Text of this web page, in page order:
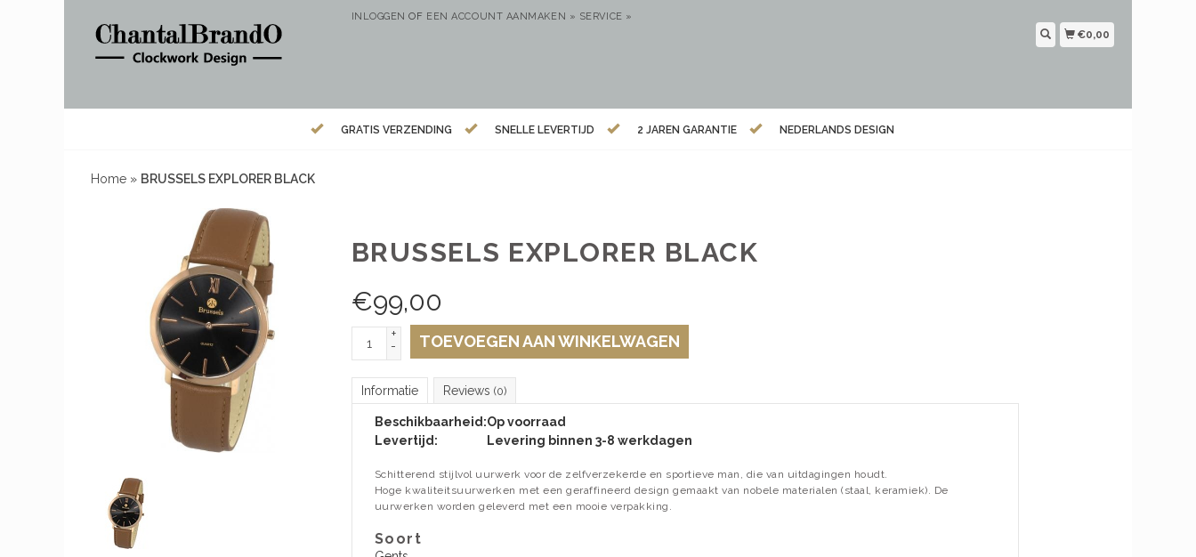
INLOGGEN OF EEN ACCOUNT AANMAKEN » SERVICE »
€0,00
GRATIS VERZENDING SNELLE LEVERTIJD 2 JAREN GARANTIE NEDERLANDS DESIGN
Home » BRUSSELS EXPLORER BLACK
BRUSSELS EXPLORER BLACK
€99,00
+
-
TOEVOEGEN AAN WINKELWAGEN
Informatie Reviews (0)
Beschikbaarheid:Op voorraad
Levertijd:
Levering binnen 3-8 werkdagen
Schitterend stijlvol uurwerk voor de zelfverzekerde en sportieve man, die van uitdagingen houdt.
Hoge kwaliteitsuurwerken met een geraffineerd design gemaakt van nobele materialen (staal, keramiek). De
uurwerken worden geleverd met een mooie verpakking.
Soort